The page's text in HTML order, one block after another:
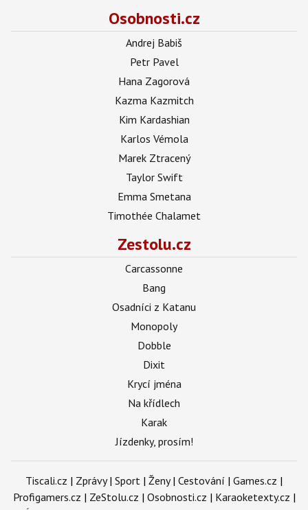
Osobnosti.cz
Andrej Babiš
Petr Pavel
Hana Zagorová
Kazma Kazmitch
Kim Kardashian
Karlos Vémola
Marek Ztracený
Taylor Swift
Emma Smetana
Timothée Chalamet
Zestolu.cz
Carcassonne
Bang
Osadníci z Katanu
Monopoly
Dobble
Dixit
Krycí jména
Na křídlech
Karak
Jízdenky, prosím!
Tiscali.cz | Zprávy| Sport | Ženy| Cestování | Games.cz |
Profigamers.cz | ZeStolu.cz | Osobnosti.cz | Karaoketexty.cz |